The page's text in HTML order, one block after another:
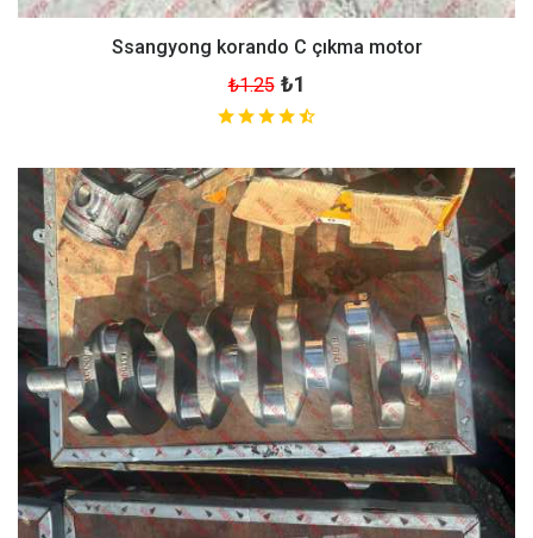
Ssangyong korando C çıkma motor
₺1.25 ₺1